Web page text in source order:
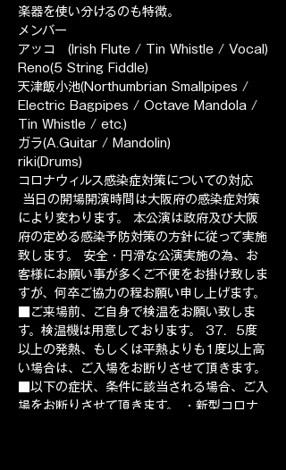
楽器を使い分けるのも特徴。
メンバー
アッコ　(Irish Flute / Tin Whistle / Vocal)
Reno(5 String Fiddle)
天津飯小池(Northumbrian Smallpipes /
Electric Bagpipes / Octave Mandola /
Tin Whistle / etc.)
ガラ(A.Guitar / Mandolin)
riki(Drums)
コロナウィルス感染症対策についての対応
当日の開場開演時間は大阪府の感染症対策
により変わります。 本公演は政府及び大阪
府の定める感染予防対策の方針に従って実施
致します。 安全・円滑な公演実施の為、お
客様にお願い事が多くご不便をお掛け致しま
すが、何卒ご協力の程お願い申し上げます。
■ご来場前、ご自身で検温をお願い致しま
す。検温機は用意しております。 37．5度
以上の発熱、もしくは平熱よりも1度以上高
い場合は、ご入場をお断りさせて頂きます。
■以下の症状、条件に該当される場合、ご入
場をお断りさせて頂きます。 ・新型コロナ